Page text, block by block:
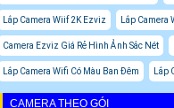
Lắp Camera Wiif 2K Ezviz Lắp
Camera Ezviz Giá Rẻ Hình Ảnh Sắc Nét
Lắp Camera Wifi Có Màu Ban Đêm
CAMERA THEO GÓI